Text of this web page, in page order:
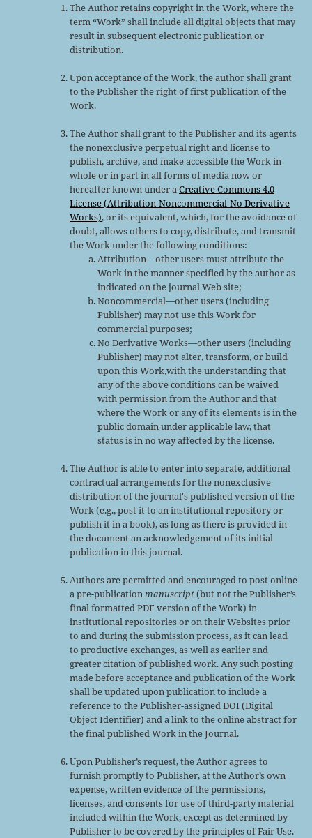
The Author retains copyright in the Work, where the
term “Work” shall include all digital objects that may
result in subsequent electronic publication or
distribution.
Upon acceptance of the Work, the author shall grant
to the Publisher the right of first publication of the
Work.
The Author shall grant to the Publisher and its agents
the nonexclusive perpetual right and license to
publish, archive, and make accessible the Work in
whole or in part in all forms of media now or
hereafter known under aCreative Commons 4.0
License (Attribution-Noncommercial-No Derivative
Works), or its equivalent, which, for the avoidance of
doubt, allows others to copy, distribute, and transmit
the Work under the following conditions:
Attribution—other users must attribute the
Work in the manner specified by the author as
indicated on the journal Web site;
Noncommercial—other users (including
Publisher) may not use this Work for
commercial purposes;
No Derivative Works—other users (including
Publisher) may not alter, transform, or build
upon this Work,with the understanding that
any of the above conditions can be waived
with permission from the Author and that
where the Work or any of its elements is in the
public domain under applicable law, that
status is in no way affected by the license.
The Author is able to enter into separate, additional
contractual arrangements for the nonexclusive
distribution of the journal's published version of the
Work (e.g., post it to an institutional repository or
publish it in a book), as long as there is provided in
the document an acknowledgement of its initial
publication in this journal.
Authors are permitted and encouraged to post online
a pre-publicationmanuscript(but not the Publisher’s
final formatted PDF version of the Work) in
institutional repositories or on their Websites prior
to and during the submission process, as it can lead
to productive exchanges, as well as earlier and
greater citation of published work. Any such posting
made before acceptance and publication of the Work
shall be updated upon publication to include a
reference to the Publisher-assigned DOI (Digital
Object Identifier) and a link to the online abstract for
the final published Work in the Journal.
Upon Publisher’s request, the Author agrees to
furnish promptly to Publisher, at the Author’s own
expense, written evidence of the permissions,
licenses, and consents for use of third-party material
included within the Work, except as determined by
Publisher to be covered by the principles of Fair Use.